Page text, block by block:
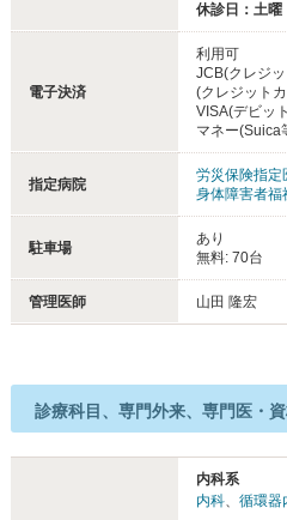
休診日：土曜
電子決済
利用可
JCB(クレジ
(クレジット
VISA(デビッ
マネー(Suica
指定病院
労災保険指定
身体障害者福
駐車場
あり
無料: 70台
管理医師 山田 隆宏
診療科目、専門外来、専門医・
内科系
内科、 循環器